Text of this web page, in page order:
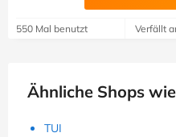
550 Mal benutzt Verfällt
Ähnliche Shops
TUI